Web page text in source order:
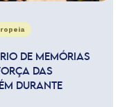
DE MEMÓRIAS
DAS
DURANTE